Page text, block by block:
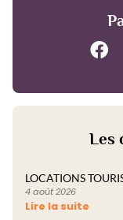
Les
LOCATIONS
4 août 2026
Lire la suite